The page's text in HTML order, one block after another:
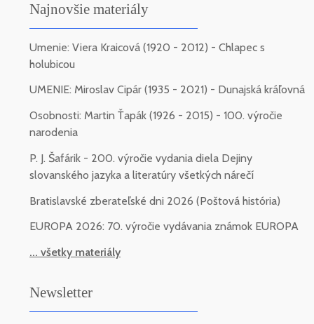
Najnovšie materiály
Umenie: Viera Kraicová (1920 - 2012) - Chlapec s
holubicou
UMENIE: Miroslav Cipár (1935 - 2021) - Dunajská kráľovná
Osobnosti: Martin Ťapák (1926 - 2015) - 100. výročie
narodenia
P. J. Šafárik - 200. výročie vydania diela Dejiny
slovanského jazyka a literatúry všetkých nárečí
Bratislavské zberateľské dni 2026 (Poštová história)
EUROPA 2026: 70. výročie vydávania známok EUROPA
... všetky materiály
Newsletter